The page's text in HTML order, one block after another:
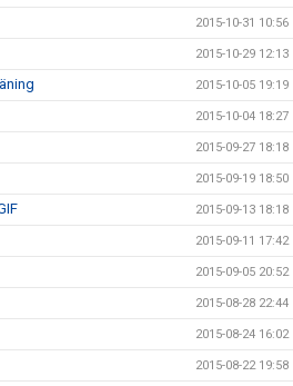
2015-10-31 10:56
2015-10-29 12:13
2015-10-05 19:19
2015-10-04 18:27
2015-09-27 18:18
2015-09-19 18:50
2015-09-13 18:18
2015-09-11 17:42
2015-09-05 20:52
2015-08-28 22:44
2015-08-24 16:02
2015-08-22 19:58